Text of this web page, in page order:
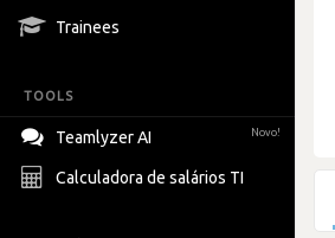
Trainees
TOOLS
Teamlyzer AI Novo!
Calculadora de salários TI